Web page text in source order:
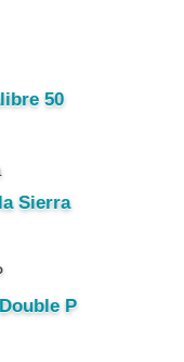
50
Sierra
P